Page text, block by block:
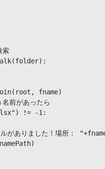
索
fname)
前があったら
!= -1:
がありました！場所：